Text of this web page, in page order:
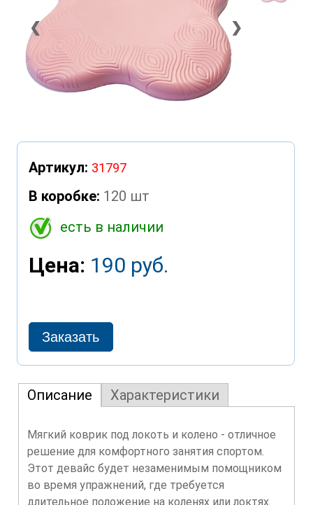
❮ ❯
Артикул: 31797
В коробке: 120 шт
есть в наличии
Цена: 190 руб.
Описание Характеристики
Мягкий коврик под локоть и колено - отличное
решение для комфортного занятия спортом.
Этот девайс будет незаменимым помощником
во время упражнений, где требуется
длительное положение на коленях или локтях.